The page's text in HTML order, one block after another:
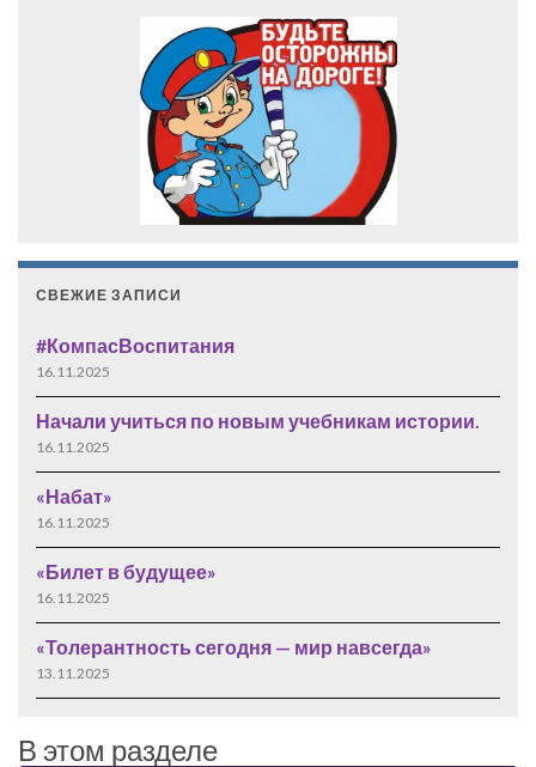
СВЕЖИЕ ЗАПИСИ
#КомпасВоспитания
16.11.2025
Начали учиться по новым учебникам истории.
16.11.2025
«Набат»
16.11.2025
«Билет в будущее»
16.11.2025
«Толерантность сегодня — мир навсегда»
13.11.2025
В этом разделе